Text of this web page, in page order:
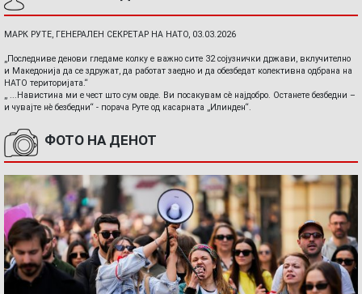
МАРК РУТЕ, ГЕНЕРАЛЕН СЕКРЕТАР НА НАТО, 03.03.2026
„Последниве денови гледаме колку е важно сите 32 сојузнички држави, вклучително
и Македонија да се здружат, да работат заедно и да обезбедат колективна одбрана на
НАТО територијата.“
„ ...Навистина ми е чест што сум овде. Ви посакувам сè најдобро. Останете безбедни –
и чувајте нè безбедни“ - порача Руте од касарната „Илинден“.
ФОТО НА ДЕНОТ